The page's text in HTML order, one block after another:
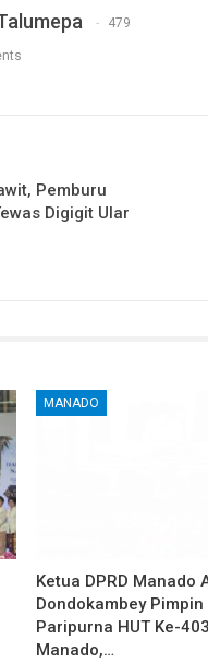
479
Pemburu
Digigit Ular
MANADO
Ketua DPRD Manado
Dondokambey Pimpin
Paripurna HUT Ke-
Manado,…